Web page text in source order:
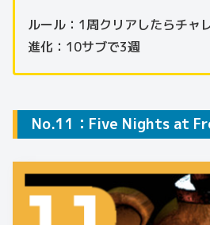
ルール：1周クリアしたらチャ
進化：10サブで3週
No.11：Five Nights at